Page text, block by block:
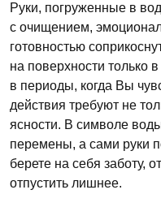
Руки, погруженные в
с очищением,
готовностью
на поверхности только
в периоды, когда Вы
действия требуют не
ясности. В символе
перемены, а сами руки
берете на себя заботу,
отпустить лишнее.